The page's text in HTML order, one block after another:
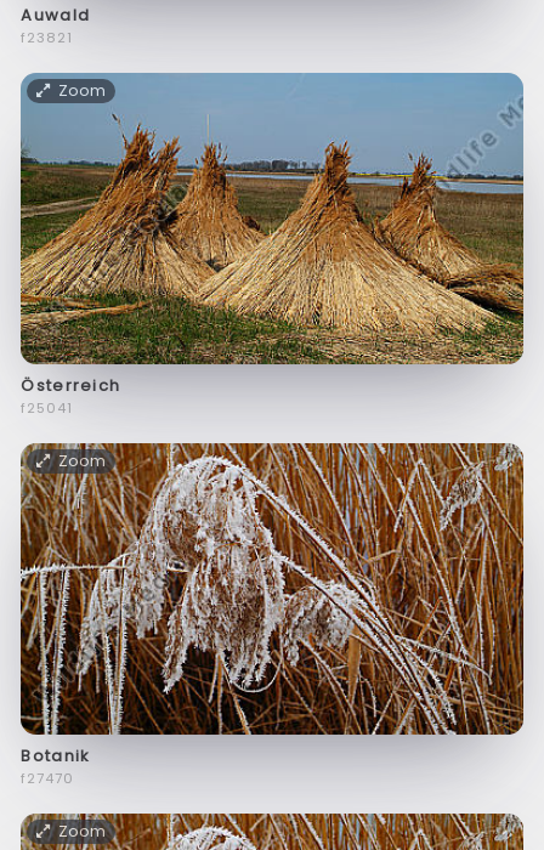
Auwald
f23821
Zoom
Österreich
f25041
Zoom
Botanik
f27470
Zoom